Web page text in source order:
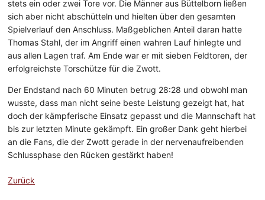
stets ein oder zwei Tore vor. Die Männer aus Büttelborn ließen
sich aber nicht abschütteln und hielten über den gesamten
Spielverlauf den Anschluss. Maßgeblichen Anteil daran hatte
Thomas Stahl, der im Angriff einen wahren Lauf hinlegte und
aus allen Lagen traf. Am Ende war er mit sieben Feldtoren, der
erfolgreichste Torschütze für die Zwott.
Der Endstand nach 60 Minuten betrug 28:28 und obwohl man
wusste, dass man nicht seine beste Leistung gezeigt hat, hat
doch der kämpferische Einsatz gepasst und die Mannschaft hat
bis zur letzten Minute gekämpft. Ein großer Dank geht hierbei
an die Fans, die der Zwott gerade in der nervenaufreibenden
Schlussphase den Rücken gestärkt haben!
Zurück